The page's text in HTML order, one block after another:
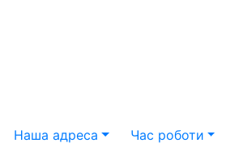
Наша адреса Час роботи